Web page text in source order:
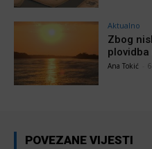
Aktualno
Zbog
plovidba
Ana Tokić
POVEZANE VIJESTI